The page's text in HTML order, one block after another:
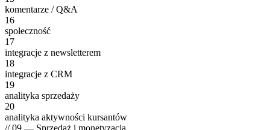
komentarze / Q&A
16
społeczność
17
integracje z newsletterem
18
integracje z CRM
19
analityka sprzedaży
20
analityka aktywności kursantów
// 09 — Sprzedaż i monetyzacja